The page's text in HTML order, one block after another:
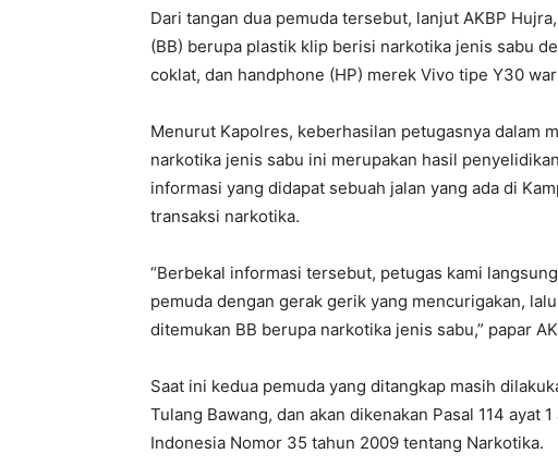
Dari tangan dua pemuda tersebut, lanjut AKBP
(BB) berupa plastik klip berisi narkotika jenis sabu
coklat, dan handphone (HP) merek Vivo tipe Y30
Menurut Kapolres, keberhasilan petugasnya dalam
narkotika jenis sabu ini merupakan hasil
informasi yang didapat sebuah jalan yang ada di
transaksi narkotika.
“Berbekal informasi tersebut, petugas kami
pemuda dengan gerak gerik yang mencurigakan,
ditemukan BB berupa narkotika jenis sabu,” papar
Saat ini kedua pemuda yang ditangkap masih
Tulang Bawang, dan akan dikenakan Pasal 114 ayat
Indonesia Nomor 35 tahun 2009 tentang Narkotika.